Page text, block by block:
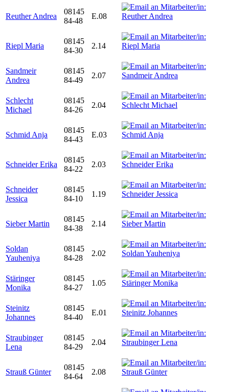
Reuther Andrea
08145
84-48
E.08
Riepl Maria
08145
84-30
2.14
Sandmeir
Andrea
08145
84-49
2.07
Schlecht
Michael
08145
84-26
2.04
Schmid Anja
08145
84-43
E.03
Schneider Erika
08145
84-22
2.03
Schneider
Jessica
08145
84-10
1.19
Sieber Martin
08145
84-38
2.14
Soldan
Yauheniya
08145
84-28
2.02
Stäringer
Monika
08145
84-27
1.05
Steinitz
Johannes
08145
84-40
E.01
Straubinger
Lena
08145
84-29
2.04
Strauß Günter
08145
84-64
2.08